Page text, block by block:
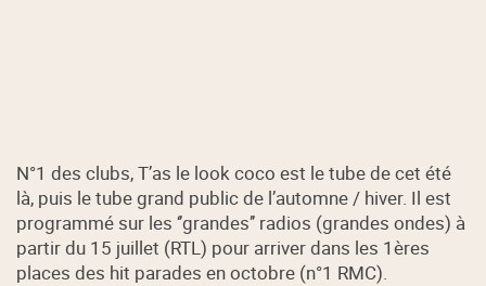
N°1 des clubs, T’as le look coco est le tube de cet été
là, puis le tube grand public de l’automne / hiver. Il est
programmé sur les ‘’grandes’’ radios (grandes ondes) à
partir du 15 juillet (RTL) pour arriver dans les 1ères
places des hit parades en octobre (n°1 RMC).